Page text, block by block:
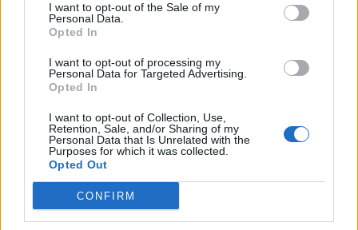
I want to opt-out of the Sale of my
Personal Data.
Opted In
I want to opt-out of processing my
Personal Data for Targeted Advertising.
Opted In
I want to opt-out of Collection, Use,
Retention, Sale, and/or Sharing of my
Personal Data that Is Unrelated with the
Purposes for which it was collected.
Opted Out
CONFIRM
Arhiva sondajelor
ad